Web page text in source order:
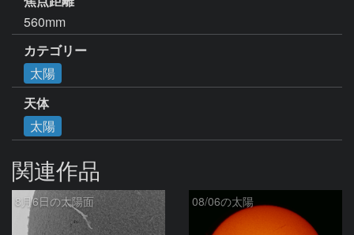
560mm
カテゴリー
太陽
天体
太陽
関連作品
8月6日の太陽面 08/06の太陽